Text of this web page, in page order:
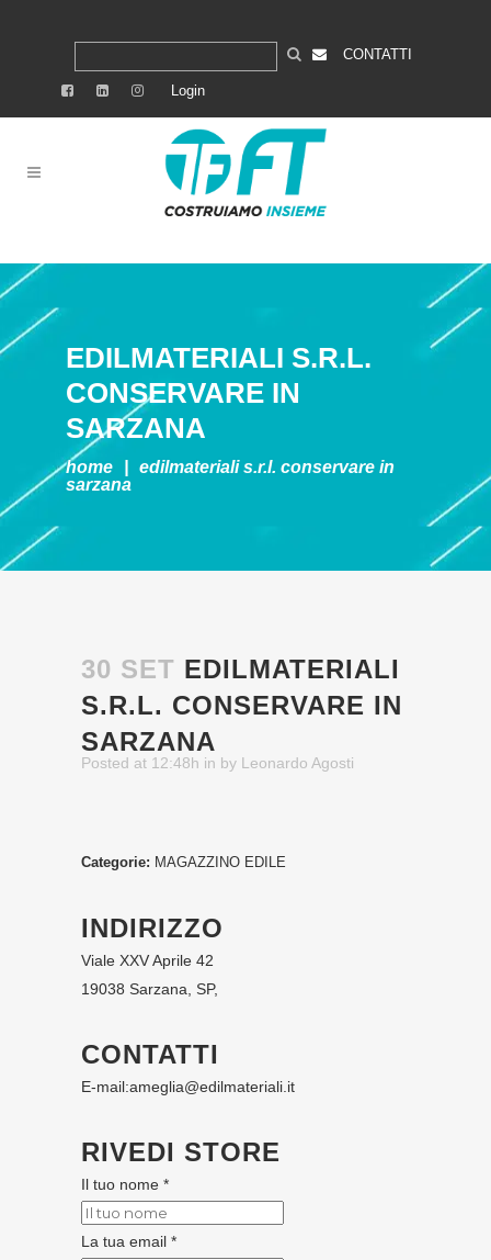
CONTATTI
Login
EDILMATERIALI S.R.L.
CONSERVARE IN
SARZANA
home edilmateriali s.r.l. conservare in
sarzana
30 SET EDILMATERIALI
S.R.L. CONSERVARE IN
SARZANA
Posted at 12:48h in by Leonardo Agosti
Categorie: MAGAZZINO EDILE
INDIRIZZO
Viale XXV Aprile 42
19038 Sarzana, SP,
CONTATTI
E-mail:ameglia@edilmateriali.it
RIVEDI STORE
Il tuo nome *
La tua email *